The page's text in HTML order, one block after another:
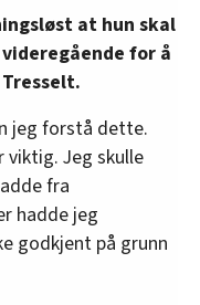
at hun skal
for å
jeg forstå dette.
viktig. Jeg skulle
fra
hadde jeg
godkjent på grunn